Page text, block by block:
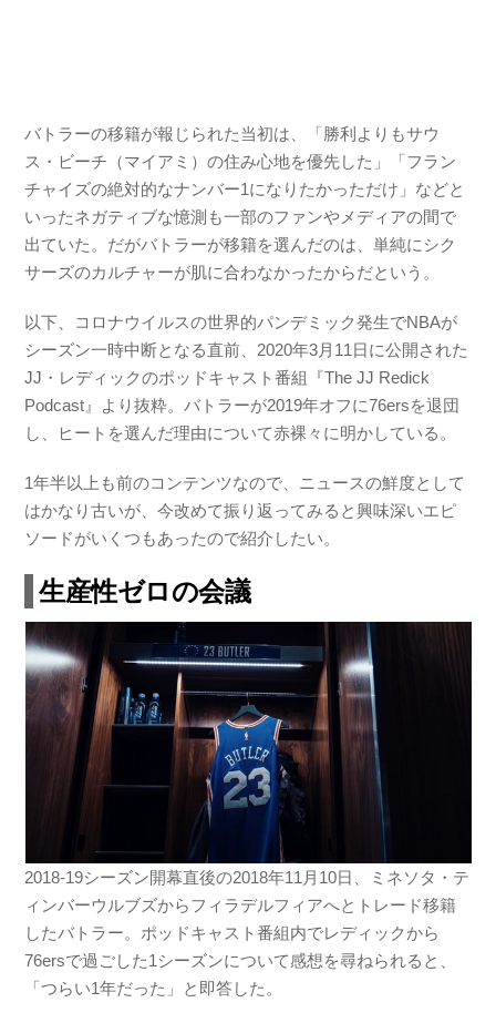
バトラーの移籍が報じられた当初は、「勝利よりもサウ
ス・ビーチ（マイアミ）の住み心地を優先した」「フラン
チャイズの絶対的なナンバー1になりたかっただけ」などと
いったネガティブな憶測も一部のファンやメディアの間で
出ていた。だがバトラーが移籍を選んだのは、単純にシク
サーズのカルチャーが肌に合わなかったからだという。
以下、コロナウイルスの世界的パンデミック発生でNBAが
シーズン一時中断となる直前、2020年3月11日に公開された
JJ・レディックのポッドキャスト番組『The JJ Redick
Podcast』より抜粋。バトラーが2019年オフに76ersを退団
し、ヒートを選んだ理由について赤裸々に明かしている。
1年半以上も前のコンテンツなので、ニュースの鮮度として
はかなり古いが、今改めて振り返ってみると興味深いエピ
ソードがいくつもあったので紹介したい。
生産性ゼロの会議
2018-19シーズン開幕直後の2018年11月10日、ミネソタ・テ
ィンバーウルブズからフィラデルフィアへとトレード移籍
したバトラー。ポッドキャスト番組内でレディックから
76ersで過ごした1シーズンについて感想を尋ねられると、
「つらい1年だった」と即答した。